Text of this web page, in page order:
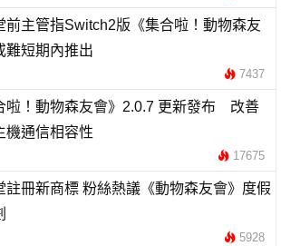
前主管指Switch2版《集合啦！動物森友
難短期內推出
7437
啦！動物森友會》2.0.7 更新發布 改善
機通信相容性
17675
註冊新商標 粉絲熱議《動物森友會》度假
5928